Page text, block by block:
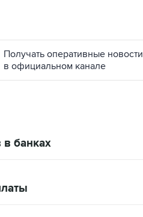
Получать оперативные новости
в официальном канале
банках